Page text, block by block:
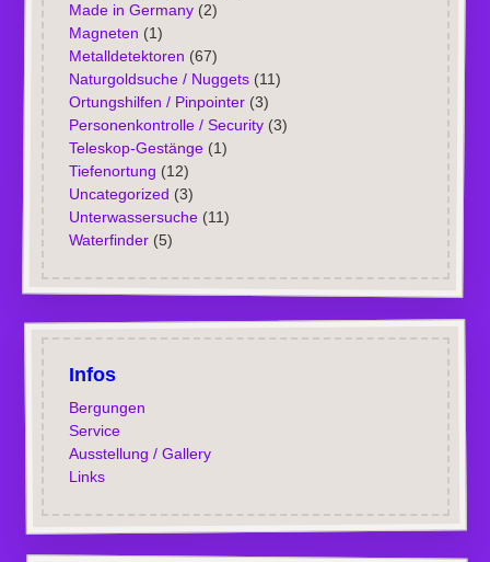
Made in Germany(2)
Magneten (1)
Metalldetektoren (67)
Naturgoldsuche / Nuggets(11)
Ortungshilfen / Pinpointer(3)
Personenkontrolle / Security(3)
Teleskop-Gestänge(1)
Tiefenortung (12)
Uncategorized (3)
Unterwassersuche(11)
Waterfinder(5)
Infos
Bergungen
Service
Ausstellung / Gallery
Links